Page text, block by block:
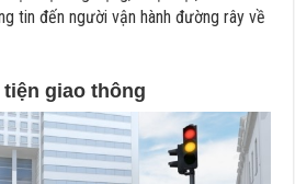
tin đến người vận hành đường rây về
giao thông